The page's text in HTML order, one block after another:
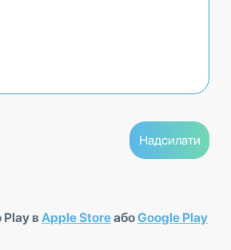
в Apple StoreабоGoogle Play